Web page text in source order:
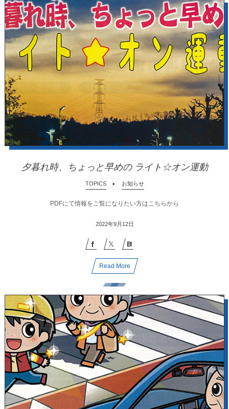
夕暮れ時、ちょっと早めの ライト☆オン運動
TOPICS お知らせ
PDFにて情報をご覧になりたい方はこちらから
2022年9月12日
Read More